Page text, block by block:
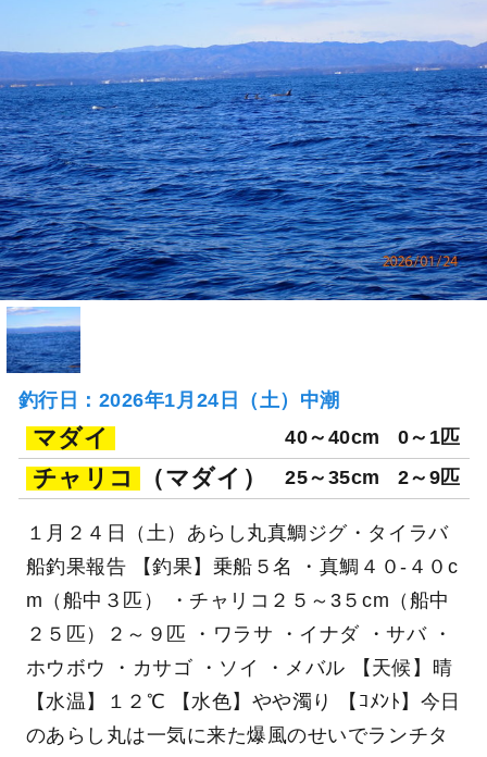
釣行日：2026年1月24日（土）中潮
マダイ 40～40cm 0～1匹
チャリコ （マダイ） 25～35cm 2～9匹
１月２４日（土）あらし丸真鯛ジグ・タイラバ
船釣果報告 【釣果】乗船５名 ・真鯛４０-４０c
m（船中３匹） ・チャリコ２５～3５cm（船中
２５匹）２～９匹 ・ワラサ ・イナダ ・サバ ・
ホウボウ ・カサゴ ・ソイ ・メバル 【天候】晴
【水温】１２℃ 【水色】やや濁り 【ｺﾒﾝﾄ】今日
のあらし丸は一気に来た爆風のせいでランチタ